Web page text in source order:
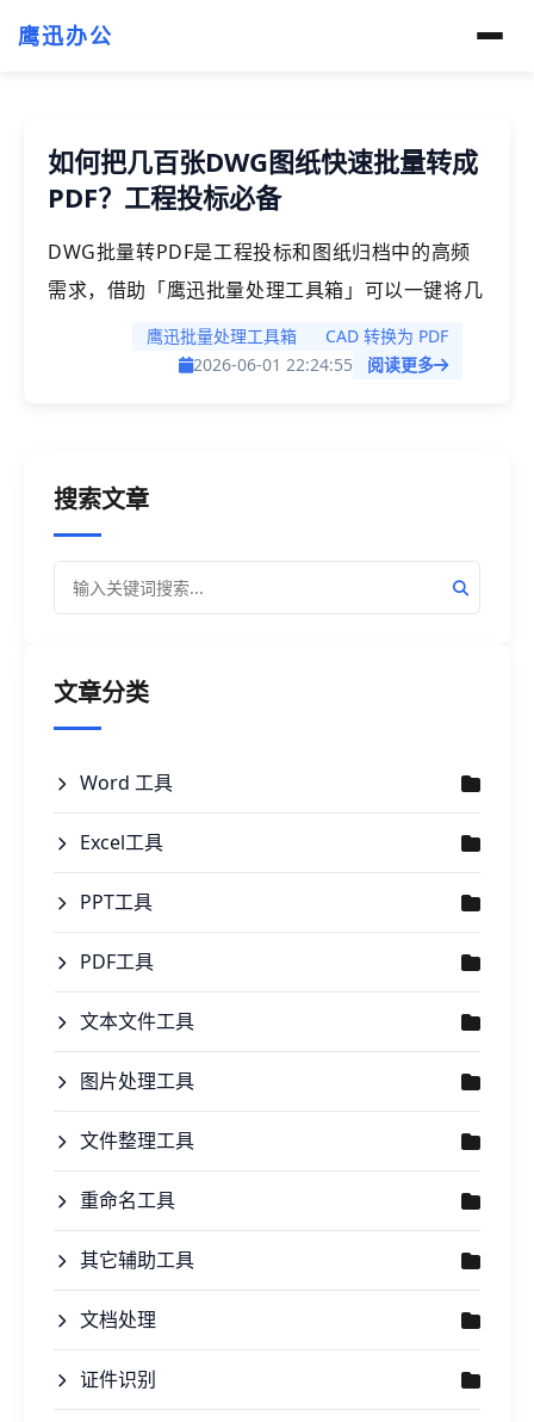
鹰迅办公
如何把几百张DWG图纸快速批量转成
PDF？工程投标必备
DWG批量转PDF是工程投标和图纸归档中的高频
需求，借助「鹰迅批量处理工具箱」可以一键将几
百张CAD图纸快速批量转换为标准PDF文件，无需
逐张打开AutoCAD手动操作。该工具支持自定义
理DWG图纸的专业用户。
鹰迅批量处理工具箱
CAD 转换为 PDF
2026-06-01 22:24:55
阅读更多
搜索文章
文章分类
Word 工具
Excel工具
PPT工具
PDF工具
文本文件工具
图片处理工具
文件整理工具
重命名工具
其它辅助工具
文档处理
证件识别